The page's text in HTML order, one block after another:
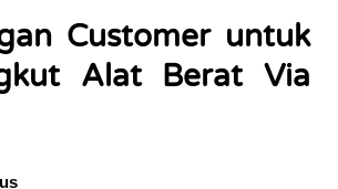
Customer untuk
Alat Berat Via